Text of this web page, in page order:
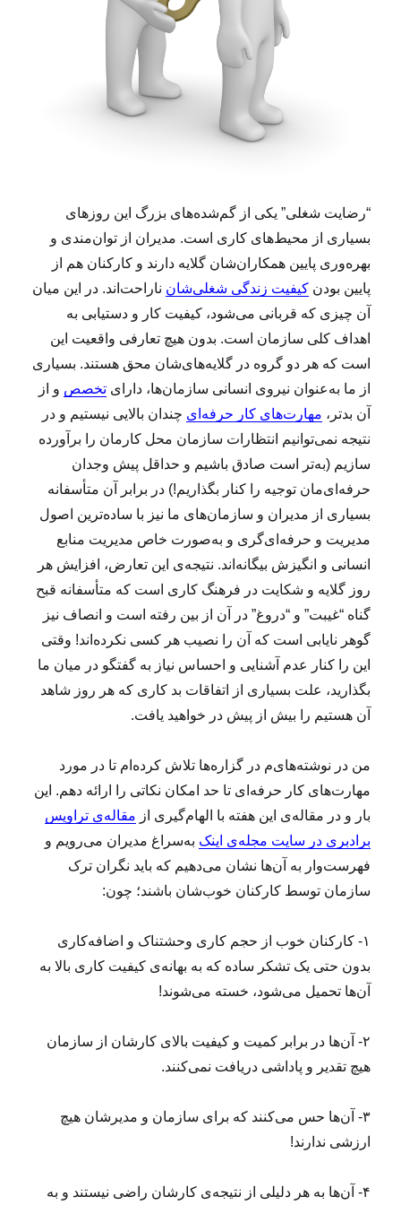
“رضایت شغلی” یکی از گم‌شده‌های بزرگ این روزهای
بسیاری از محیط‌های کاری است. مدیران از توان‌مندی و
بهره‌وری پایین همکاران‌شان گلایه دارند و کارکنان هم از
پایین بودنکیفیت زندگی شغلی‌شان ناراحت‌اند. در این میان
آن چیزی که قربانی می‌شود، کیفیت کار و دستیابی به
اهداف کلی سازمان است. بدون هیچ تعارفی واقعیت این‌
است که هر دو گروه در گلایه‌های‌شان محق هستند. بسیاری
از ما به‌عنوان نیروی انسانی سازمان‌ها، دارایتخصص و از
آن بدتر، مهارت‌های کار حرفه‌ای چندان بالایی نیستیم و در
نتیجه نمی‌توانیم انتظارات سازمان محل کارمان را برآورده
سازیم (به‌تر است صادق باشیم و حداقل پیش وجدان
حرفه‌ای‌مان توجیه را کنار بگذاریم!) در برابر آن متأسفانه
بسیاری از مدیران و سازمان‌های ما نیز با ساده‌ترین اصول
مدیریت و حرفه‌ای‌گری و به‌صورت خاص مدیریت منابع
انسانی و انگیزش بیگانه‌اند. نتیجه‌‌ی این تعارض، افزایش هر
روز گلایه و شکایت در فرهنگ کاری است که متأسفانه قبح
گناه “غیبت” و “دروغ” در آن از بین رفته است و انصاف نیز
گوهر نایابی است که آن را نصیب هر کسی نکرده‌اند! وقتی
این را کنار عدم آشنایی و احساس نیاز به گفتگو در میان ما
بگذارید، علت بسیاری از اتفاقات بد کاری که هر روز شاهد
آن هستیم را بیش از پیش در خواهید یافت.
من در نوشته‌های‌م در گزاره‌ها تلاش کرده‌ام تا در مورد
مهارت‌های کار حرفه‌ای تا حد امکان نکاتی را ارائه دهم. این
بار و در مقاله‌ی این هفته با الهام‌گیری از مقاله‌ی تراویس
برادبری در سایت مجله‌ی اینک به‌سراغ مدیران می‌رویم و
فهرست‌وار به آن‌ها نشان می‌دهیم که باید نگران ترک
سازمان توسط کارکنان خوب‌شان باشند؛ چون:
۱- کارکنان خوب از حجم کاری وحشتناک و اضافه‌کاری
بدون حتی یک تشکر ساده که به بهانه‌ی کیفیت کاری بالا به
آن‌ها تحمیل می‌شود، خسته می‌شوند!
۲- آن‌ها در برابر کمیت و کیفیت بالای کارشان از سازمان
هیچ تقدیر و پاداشی دریافت نمی‌کنند.
۳- آن‌ها حس می‌کنند که برای سازمان و مدیرشان هیچ
ارزشی ندارند!
۴- آن‌ها به هر دلیلی از نتیجه‌ی کارشان راضی نیستند و به